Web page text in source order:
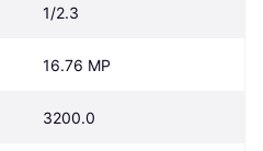
1/2.3
16.76 MP
3200.0